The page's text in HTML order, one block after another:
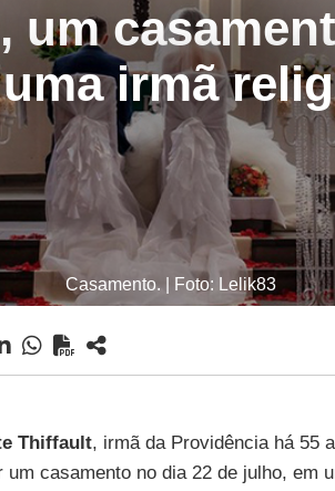
um
irmã
Casamento. | Foto: Lelik83
Thiffault, irmã da Providência há 55
um casamento no dia 22 de julho, em